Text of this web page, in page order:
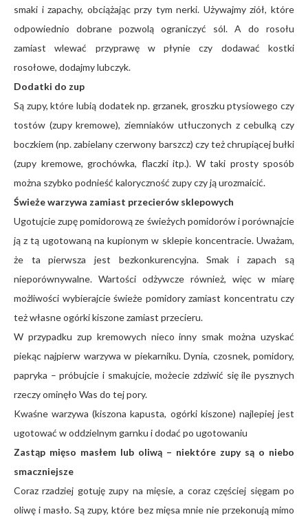
smaki i zapachy, obciążając przy tym nerki. Używajmy ziół, które
odpowiednio dobrane pozwolą ograniczyć sól. A do rosołu
zamiast wlewać przyprawę w płynie czy dodawać kostki
rosołowe, dodajmy lubczyk.
Dodatki do zup
Są zupy, które lubią dodatek np. grzanek, groszku ptysiowego czy
tostów (zupy kremowe), ziemniaków utłuczonych z cebulką czy
boczkiem (np. zabielany czerwony barszcz) czy też chrupiącej bułki
(zupy kremowe, grochówka, flaczki itp.). W taki prosty sposób
można szybko podnieść kaloryczność zupy czy ją urozmaicić.
Świeże warzywa zamiast przecierów sklepowych
Ugotujcie zupę pomidorową ze świeżych pomidorów i porównajcie
ją z tą ugotowaną na kupionym w sklepie koncentracie. Uważam,
że ta pierwsza jest bezkonkurencyjna. Smak i zapach są
nieporównywalne. Wartości odżywcze również, więc w miarę
możliwości wybierajcie świeże pomidory zamiast koncentratu czy
też własne ogórki kiszone zamiast przecieru.
W przypadku zup kremowych nieco inny smak można uzyskać
piekąc najpierw warzywa w piekarniku. Dynia, czosnek, pomidory,
papryka – próbujcie i smakujcie, możecie zdziwić się ile pysznych
rzeczy ominęło Was do tej pory.
Kwaśne warzywa (kiszona kapusta, ogórki kiszone) najlepiej jest
ugotować w oddzielnym garnku i dodać po ugotowaniu
Zastąp mięso masłem lub oliwą – niektóre zupy są o niebo
smaczniejsze
Coraz rzadziej gotuję zupy na mięsie, a coraz częściej sięgam po
oliwę i masło. Są zupy, które bez mięsa mnie nie przekonują mimo